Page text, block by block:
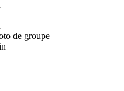
de groupe